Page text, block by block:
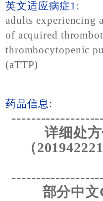
英文适应病症1:
adults experiencing
of acquired
thrombocytopenic
(aTTP)
药品信息:
详细处
（
部分中